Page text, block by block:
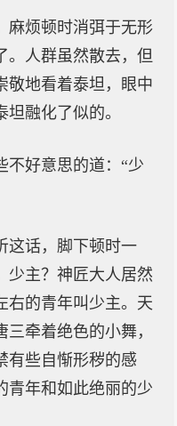
麻烦顿时消弭于无形
。人群虽然散去，但
敬地看着泰坦，眼中
融化了似的。
不好意思的道：“少
这话，脚下顿时一
主？神匠大人居然
右的青年叫少主。天
牵着绝色的小舞，
有些自惭形秽的感
青年和如此绝丽的少